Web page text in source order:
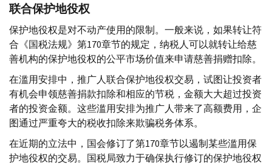
联合保护地役权
保护地役权是对不动产使用的限制。一般来说，如果转让符
合《国税法规》第170章节的规定，纳税人可以就转让给慈
善机构的保护地役权的公平市场价值来申请慈善捐赠扣除。
在滥用安排中，推广人联合保护地役权交易，试图让投资者
有机会申领慈善捐款扣除和相应的节税，金额大大超过投资
者的投资金额。这些滥用安排为推广人带来了高额费用，企
图通过严重夸大的税收扣除来欺骗税务体系。
在近期的立法中，国会修订了第170章节以遏制某些滥用保
护地役权的交易。国税局致力于确保执行修订的保护地役权